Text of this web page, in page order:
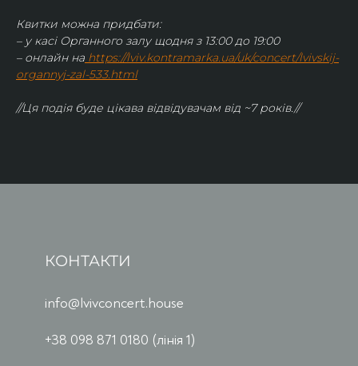
Квитки можна придбати:
– у касі Органного залу щодня з 13:00 до 19:00
– онлайн на https://lviv.kontramarka.ua/uk/concert/lvivskij-
organnyj-zal-533.html
//Ця подія буде цікава відвідувачам від ~7 років.//
КОНТАКТИ
info@lvivconcert.house
+38 098 871 0180 (лінія 1)